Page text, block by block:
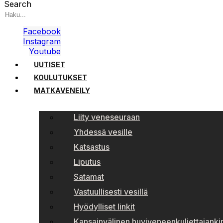
Search
Facebook
Instagram
Youtube
UUTISET
KOULUTUKSET
MATKAVENEILY
Liity veneseuraan
Yhdessä vesille
Katsastus
Liputus
Satamat
Vastuullisesti vesillä
Hyödylliset linkit